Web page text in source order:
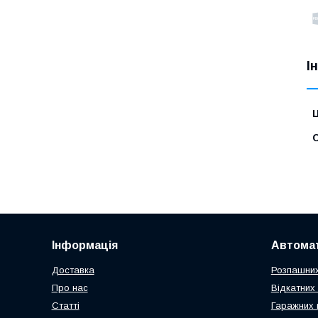
Інформація
Доставка
Про нас
Статті
Відкатних
Гаражних